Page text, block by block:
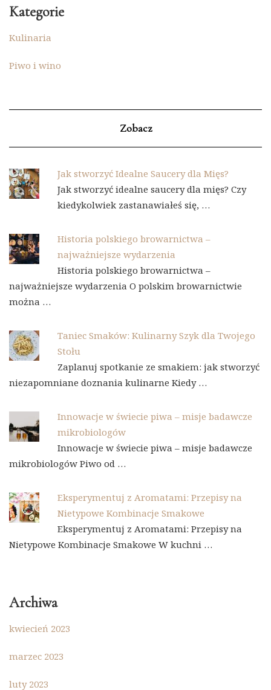
Kategorie
Kulinaria
Piwo i wino
Zobacz
Jak stworzyć Idealne Saucery dla Mięs?
Jak stworzyć idealne saucery dla mięs? Czy
kiedykolwiek zastanawiałeś się, …
Historia polskiego browarnictwa –
najważniejsze wydarzenia
Historia polskiego browarnictwa –
najważniejsze wydarzenia O polskim browarnictwie
można …
Taniec Smaków: Kulinarny Szyk dla Twojego
Stołu
Zaplanuj spotkanie ze smakiem: jak stworzyć
niezapomniane doznania kulinarne Kiedy …
Innowacje w świecie piwa – misje badawcze
mikrobiologów
Innowacje w świecie piwa – misje badawcze
mikrobiologów Piwo od …
Eksperymentuj z Aromatami: Przepisy na
Nietypowe Kombinacje Smakowe
Eksperymentuj z Aromatami: Przepisy na
Nietypowe Kombinacje Smakowe W kuchni …
Archiwa
kwiecień 2023
marzec 2023
luty 2023